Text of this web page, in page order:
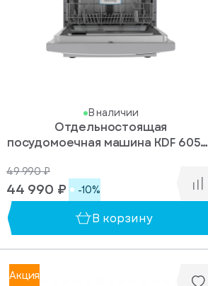
В наличии
Отдельностоящая
посудомоечная машина KDF 60578
49 990 ₽
44 990 ₽ -10%
В корзину
Акция